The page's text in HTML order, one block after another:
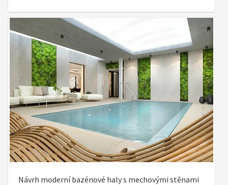
Návrh moderní bazénové haly s mechovými stěnami